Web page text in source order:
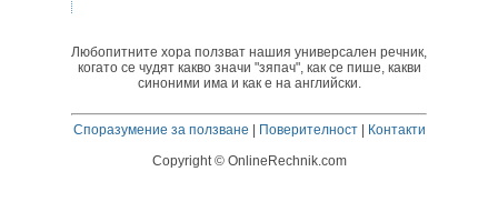
Любопитните хора ползват нашия универсален речник,
когато се чудят какво значи "зяпач", как се пише, какви
синоними има и как е на английски.
Споразумение за ползване | Поверителност| Контакти
Copyright © OnlineRechnik.com